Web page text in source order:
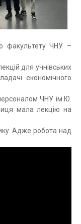
факультету ЧНУ –
для учнівських
економічного
ЧНУ ім.Ю.
мала лекцію на
Адже робота над